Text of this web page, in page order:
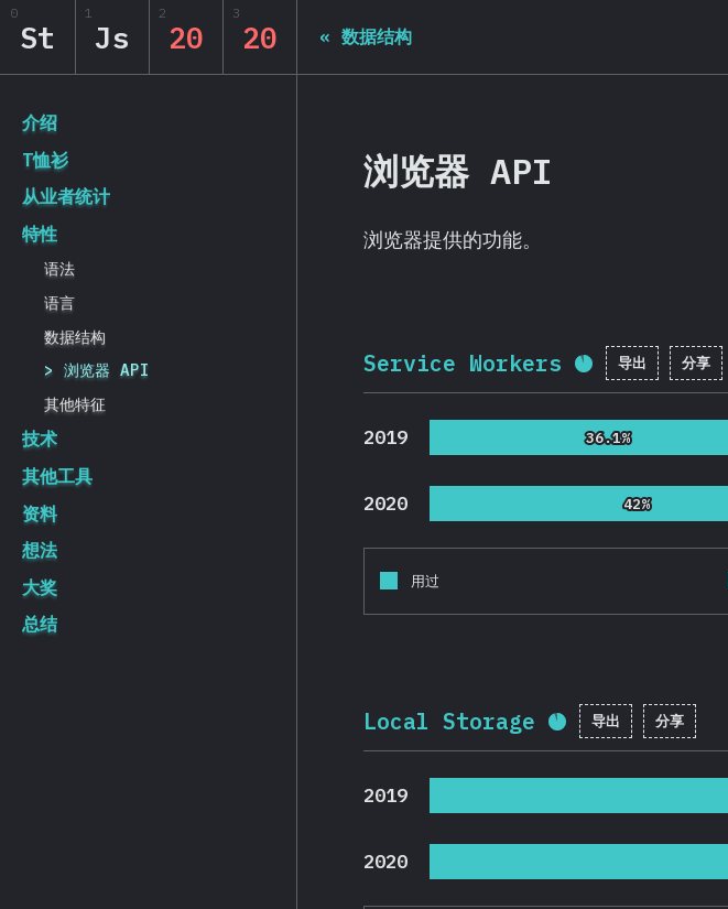
State of JS 2020
0
St
1
Js
2
20
3
20
[zh-Hans] general.back_to_intro
介绍
T恤衫
从业者统计
特性
语法
语言
数据结构
浏览器 API
其他特征
技术
其他工具
资料
想法
大奖
总结
« 数据结构
浏览器 API
浏览器提供的功能。
Service Workers 完成率: 91.3 %
导出 分享
2019 36.1%
36.1%
2020 42%
42%
用过
Local Storage 完成率: 91.8 %
导出 分享
2019
2020
Navigated to State of JS 2020